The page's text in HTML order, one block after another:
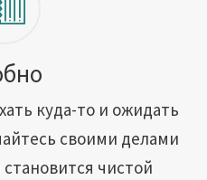
Вакансии
Адреса обслуживания
Контакты
куда-то и ожидать
своими делами
чистой